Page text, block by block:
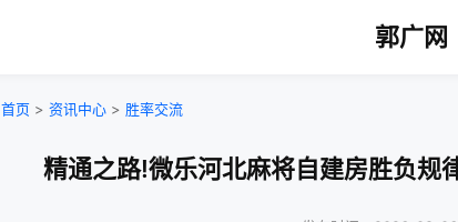
郭广网
首页 > 资讯中心 > 胜率交流
精通之路!微乐河北麻将自建房胜负规